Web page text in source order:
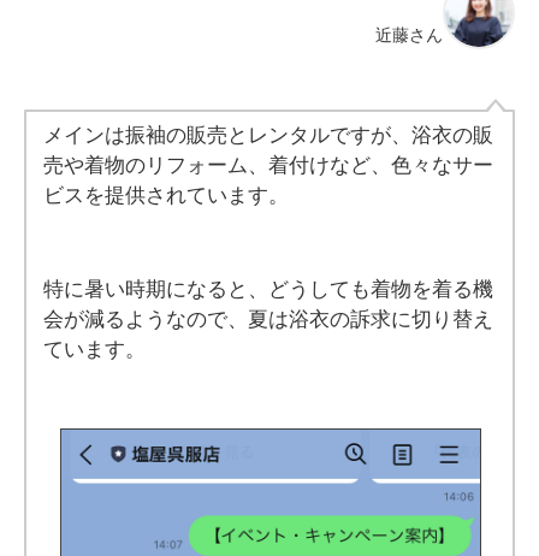
近藤さん
メインは振袖の販売とレンタルですが、浴衣の販
売や着物のリフォーム、着付けなど、色々なサー
ビスを提供されています。
特に暑い時期になると、どうしても着物を着る機
会が減るようなので、夏は浴衣の訴求に切り替え
ています。